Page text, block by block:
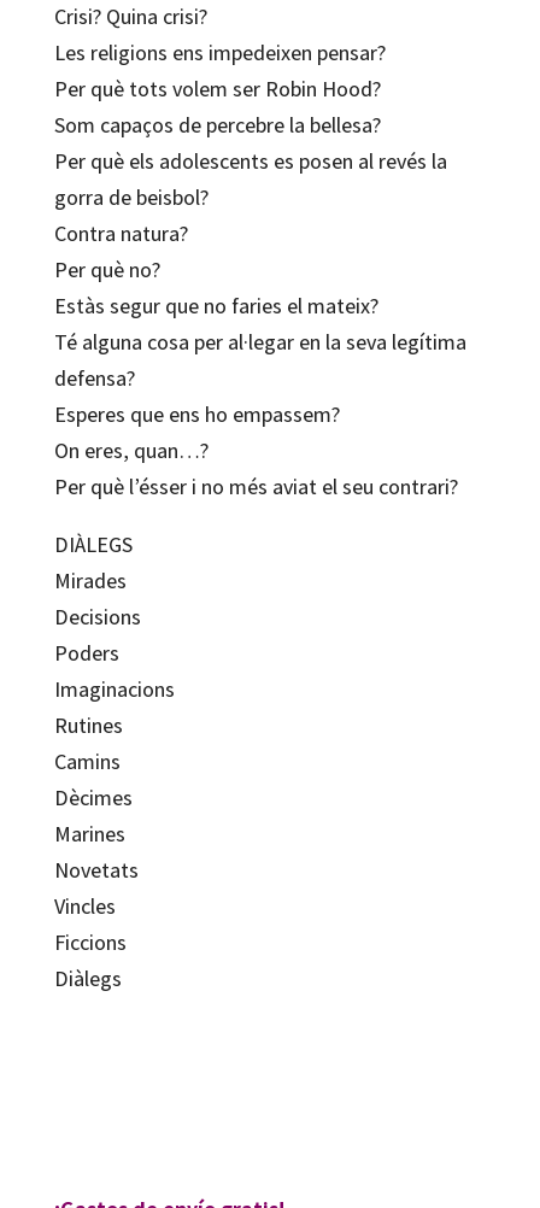
Crisi? Quina crisi?
Les religions ens impedeixen pensar?
Per què tots volem ser Robin Hood?
Som capaços de percebre la bellesa?
Per què els adolescents es posen al revés la
gorra de beisbol?
Contra natura?
Per què no?
Estàs segur que no faries el mateix?
Té alguna cosa per al·legar en la seva legítima
defensa?
Esperes que ens ho empassem?
On eres, quan…?
Per què l’ésser i no més aviat el seu contrari?
DIÀLEGS
Mirades
Decisions
Poders
Imaginacions
Rutines
Camins
Dècimes
Marines
Novetats
Vincles
Ficcions
Diàlegs